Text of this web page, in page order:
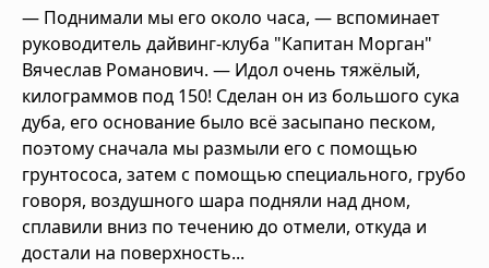
— Поднимали мы его около часа, — вспоминает
руководитель дайвинг-клуба "Капитан Морган"
Вячеслав Романович. — Идол очень тяжёлый,
килограммов под 150! Сделан он из большого сука
дуба, его основание было всё засыпано песком,
поэтому сначала мы размыли его с помощью
грунтососа, затем с помощью специального, грубо
говоря, воздушного шара подняли над дном,
сплавили вниз по течению до отмели, откуда и
достали на поверхность...